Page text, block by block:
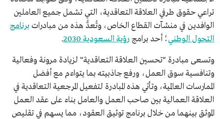
تراعي حقوق طرفي العلاقة التعاقدية، التي تشمل جميع العاملين
الوافدين في منشآت القطاع الخاص، وتُعدُّ هذه من مبادرات برنامج
التحول الوطني؛ أحد برامج رؤية السعودية 2030 .
وتسعى مبادرة "تحسين العلاقة التعاقدية" لزيادة مرونة وفعالية
وتنافسية سوق العمل، ورفع جاذبيته بما يتواءم مع أفضل
الممارسات العالمية، وتأتي هذه المبادرة لتفعيل المرجعية التعاقدية في
العلاقة العمالية بين صاحب العمل والعامل بناء على عقد العمل
الموثق بينهما من خلال برنامج توثيق العقود، مما يسهم في تقليص